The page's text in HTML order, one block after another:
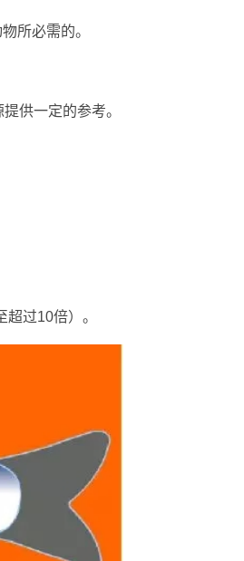
所必需的。
供一定的参考。
过10倍）。